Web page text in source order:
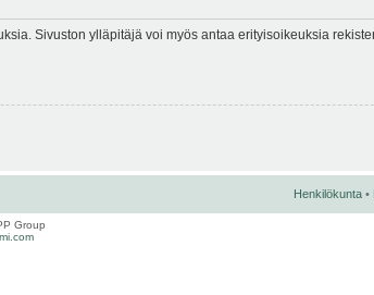
Sivuston ylläpitäjä voi myös antaa erityisoikeuksia
Henkilökunta •
Group